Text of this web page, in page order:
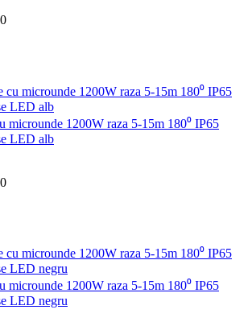
microunde 1200W raza 5-15m 180⁰ IP65
LED alb
microunde 1200W raza 5-15m 180⁰ IP65
LED negru